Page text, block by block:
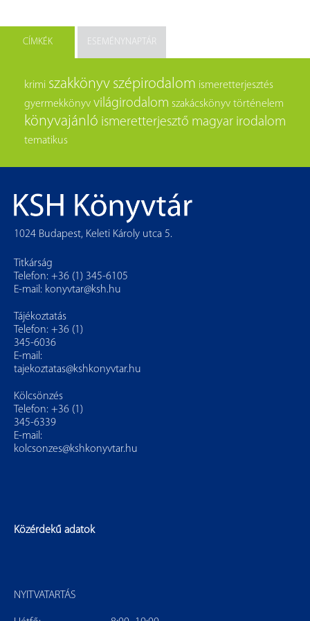
CÍMKÉK ESEMÉNYNAPTÁR
krimi szakkönyv szépirodalom ismeretterjesztés
gyermekkönyv világirodalom szakácskönyv történelem
könyvajánló ismeretterjesztő magyar irodalom
tematikus
1024 Budapest, Keleti Károly utca 5.
Titkárság
Telefon: +36 (1) 345-6105
E-mail: konyvtar@ksh.hu
Tájékoztatás
Telefon: +36 (1)
345-6036
E-mail:
tajekoztatas@kshkonyvtar.hu
Kölcsönzés
Telefon: +36 (1)
345-6339
E-mail:
kolcsonzes@kshkonyvtar.hu
Közérdekű adatok
NYITVATARTÁS